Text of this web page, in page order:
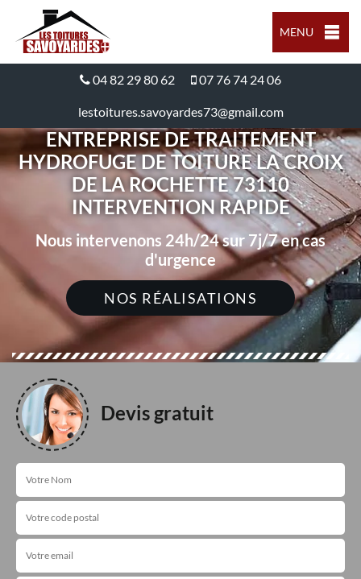
MENU
04 82 29 80 62 07 76 74 24 06
lestoitures.savoyardes73@gmail.com
ENTREPRISE DE TRAITEMENT
HYDROFUGE DE TOITURE LA CROIX
DE LA ROCHETTE 73110
INTERVENTION RAPIDE
Nous intervenons 24h/24 sur 7j/7 en cas
d'urgence
NOS RÉALISATIONS
Devis gratuit